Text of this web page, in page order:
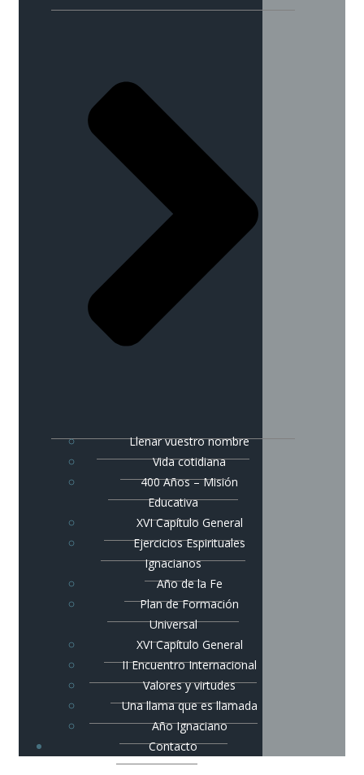
Llenar vuestro nombre
Vida cotidiana
400 Años – Misión
Educativa
XVI Capítulo General
Ejercicios Espirituales
Ignacianos
Año de la Fe
Plan de Formación
Universal
XVI Capítulo General
II Encuentro Internacional
Valores y virtudes
Una llama que es llamada
Año Ignaciano
Contacto